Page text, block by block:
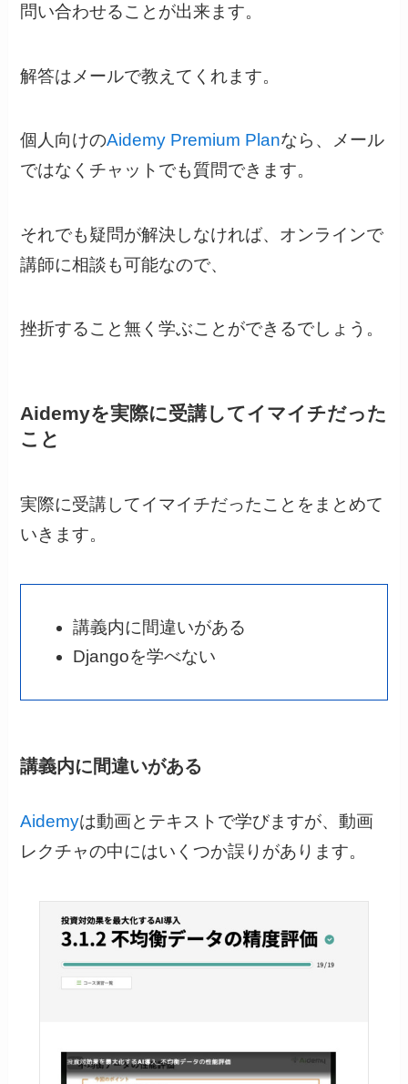
問い合わせることが出来ます。
解答はメールで教えてくれます。
個人向けのAidemy Premium Planなら、メール
ではなくチャットでも質問できます。
それでも疑問が解決しなければ、オンラインで
講師に相談も可能なので、
挫折すること無く学ぶことができるでしょう。
Aidemyを実際に受講してイマイチだった
こと
実際に受講してイマイチだったことをまとめて
いきます。
講義内に間違いがある
Djangoを学べない
講義内に間違いがある
Aidemyは動画とテキストで学びますが、動画
レクチャの中にはいくつか誤りがあります。